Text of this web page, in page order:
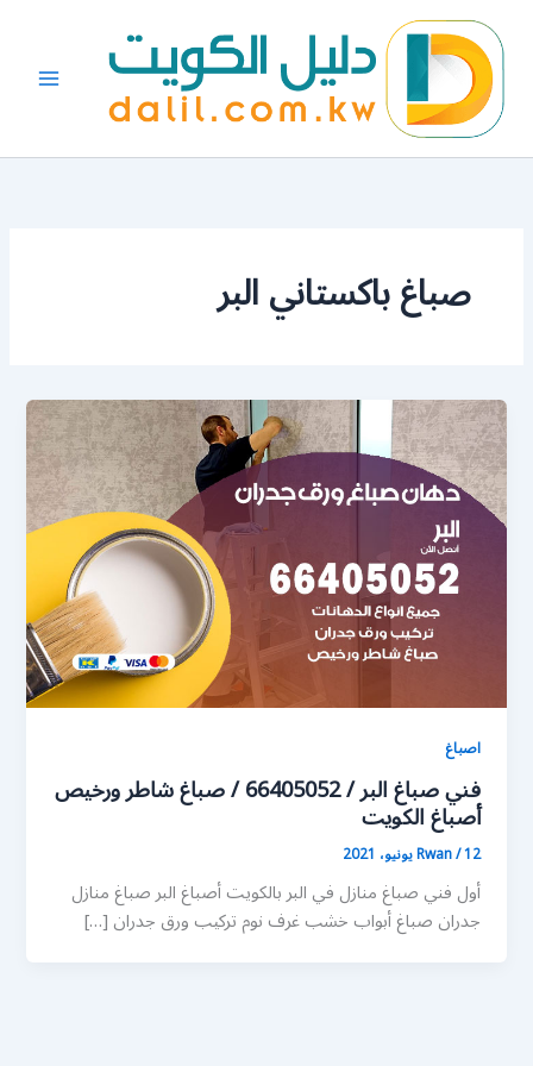
المحتوى
صباغ باكستاني البر
اصباغ
فني صباغ البر / 66405052 / صباغ شاطر ورخيص
أصباغ الكويت
Rwan/12 يونيو، 2021
أول فني صباغ منازل في البر بالكويت أصباغ البر صباغ منازل
جدران صباغ أبواب خشب غرف نوم تركيب ورق جدران […]